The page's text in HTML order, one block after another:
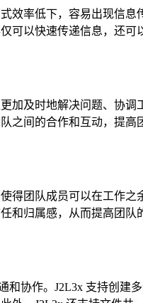
效率低下，容易出现信息
可以快速传递信息，还可
加及时地解决问题、协调
之间的合作和互动，提高
得团队成员可以在工作之
和归属感，从而提高团队
和协作。J2L3x 支持创建